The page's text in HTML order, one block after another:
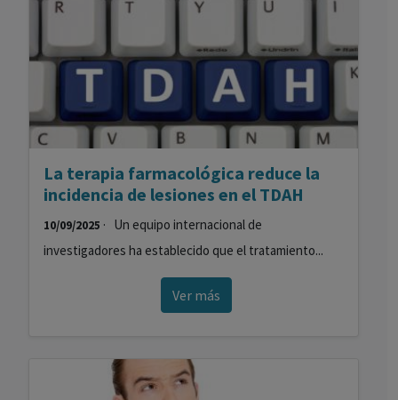
La terapia farmacológica reduce la
incidencia de lesiones en el TDAH
10/09/2025 · Un equipo internacional de
investigadores ha establecido que el tratamiento...
Ver más